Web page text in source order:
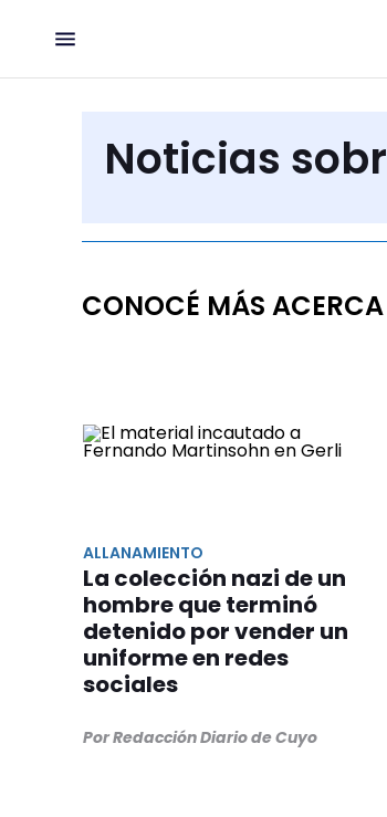
Noticias
CONOCÉ MÁS
ALLANAMIENTO
La colección nazi de un
hombre que terminó
detenido por vender un
uniforme en redes
sociales
Por Redacción Diario de Cuyo